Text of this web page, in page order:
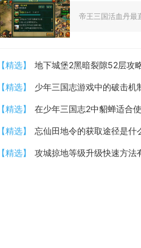
帝王三国活血丹最
【精选】
【精选】
【精选】
【精选】 忘仙田地令的获取途径是什
【精选】 攻城掠地等级升级快速方法